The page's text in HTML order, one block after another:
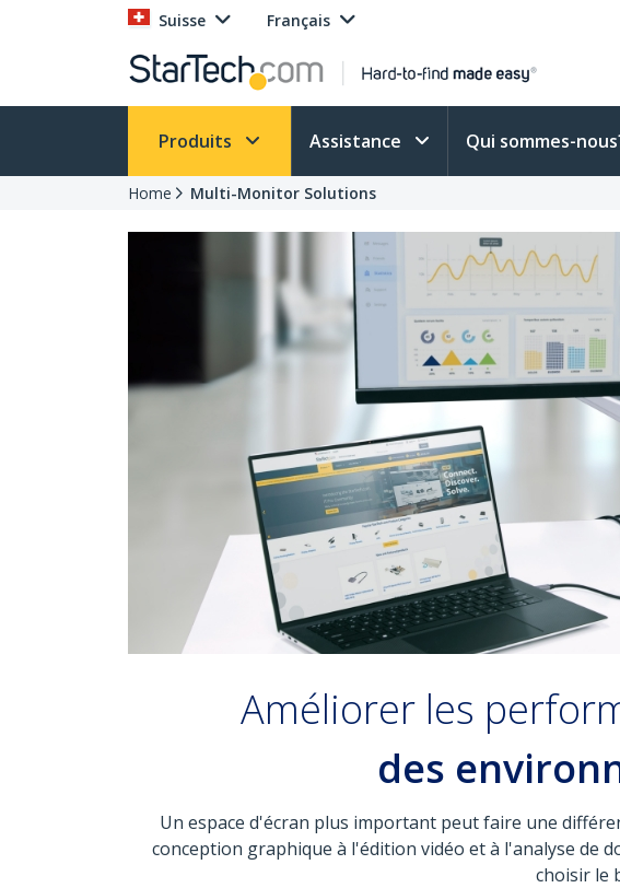
Suisse Français
Produits Assistance Qui sommes-
Home Multi-Monitor Solutions
Améliorer les
des
Un espace d'écran plus important peut faire une
conception graphique à l'édition vidéo et à l'analyse de
choisir le